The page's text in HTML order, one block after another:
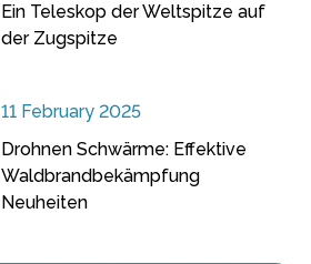
Ein Teleskop der Weltspitze auf
der Zugspitze
11 February 2025
Drohnen Schwärme: Effektive
Waldbrandbekämpfung
Neuheiten